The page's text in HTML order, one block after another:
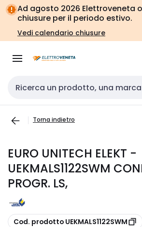
Vai alla
navigazione
Vai
alla
pagina
Ad agosto 2026 Elettroveneta
chiusure per il periodo estivo.
Vedi calendario chiusure
Cerca input
Torna indietro
EURO UNITECH ELEKT -
UEKMALS1122SWM
PROGR. LS,
copia
Cod. prodotto UEKMALS1122SWM